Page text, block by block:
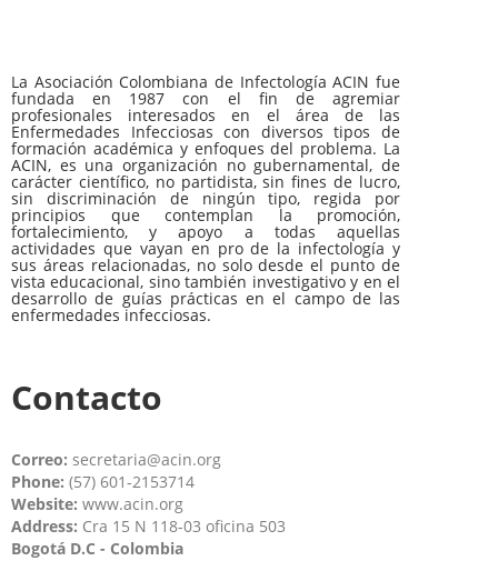
La Asociación Colombiana de Infectología ACIN fue
fundada en 1987 con el fin de agremiar
profesionales interesados en el área de las
Enfermedades Infecciosas con diversos tipos de
formación académica y enfoques del problema. La
ACIN, es una organización no gubernamental, de
carácter científico, no partidista, sin fines de lucro,
sin discriminación de ningún tipo, regida por
principios que contemplan la promoción,
fortalecimiento, y apoyo a todas aquellas
actividades que vayan en pro de la infectología y
sus áreas relacionadas, no solo desde el punto de
vista educacional, sino también investigativo y en el
desarrollo de guías prácticas en el campo de las
enfermedades infecciosas.
Contacto
Correo: secretaria@acin.org
Phone: (57) 601-2153714
Website: www.acin.org
Address: Cra 15 N 118-03 oficina 503
Bogotá D.C - Colombia